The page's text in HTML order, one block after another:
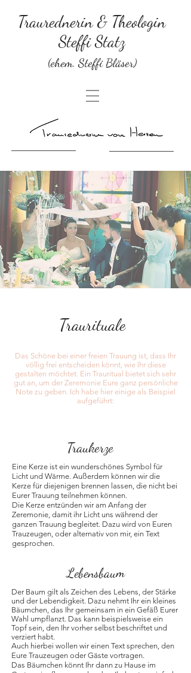
Traurednerin & Theologin
Steffi Statz
(ehem. Steffi Bläser)
Traurituale
Das Schöne bei einer freien Trauung ist, dass Ihr
völlig frei entscheiden könnt, wie Ihr diese
gestalten möchtet. Ein Trauritual bietet sich sehr
gut an, um der Zeremonie Eure ganz persönliche
Note zu geben. Ich habe hier einige als Beispiel
aufgeführt:
Eine Kerze ist ein wunderschönes Symbol für
Licht und Wärme. Außerdem können wir die
Kerze für diejenigen brennen lassen, die nicht bei
Eurer Trauung teilnehmen können.
Die Kerze entzünden wir am Anfang der
Zeremonie, damit ihr Licht uns während der
ganzen Trauung begleitet. Dazu wird von Euren
Trauzeugen, oder alternativ von mir, ein Text
gesprochen.
Traukerze
Der Baum gilt als Zeichen des Lebens, der Stärke
und der Lebendigkeit. Dazu nehmt Ihr ein kleines
Bäumchen, das Ihr gemeinsam in ein Gefäß Eurer
Wahl umpflanzt. Das kann beispielsweise ein
Topf sein, den Ihr vorher selbst beschriftet und
verziert habt.
Auch hierbei wollen wir einen Text sprechen, den
Eure Trauzeugen oder Gäste vortragen.
Das Bäumchen könnt Ihr dann zu Hause im
Lebensbaum